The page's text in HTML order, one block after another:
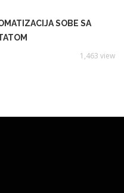
SOBE SA
1,463 view